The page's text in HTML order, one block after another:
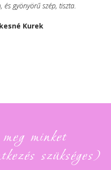
és gyönyörű szép, tiszta.
Kurek
minket
szükséges)